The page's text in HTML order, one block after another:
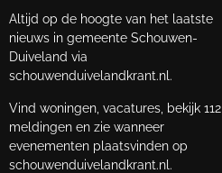
Altijd op de hoogte van het laatste
nieuws in gemeente Schouwen-
Duiveland via
schouwenduivelandkrant.nl.
Vind woningen, vacatures, bekijk 112
meldingen en zie wanneer
evenementen plaatsvinden op
schouwenduivelandkrant.nl.